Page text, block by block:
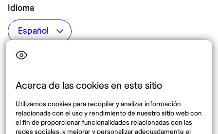
Acerca de las cookies en este sitio
Utilizamos cookies para recopilar y analizar información
relacionada con el uso y rendimiento de nuestro sitio web con
el fin de proporcionar funcionalidades relacionadas con las
redes sociales, y mejorar y personalizar adecuadamente el
Idioma
Top destinos
México
España
Destinos